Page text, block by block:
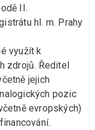
II.
hl. m. Prahy
využít k
zdrojů. Ředitel
jejich
pozic
evropských)